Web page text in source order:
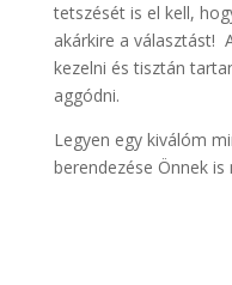
tetszését is el kell,
akárkire a választást!
kezelni és tisztán
aggódni.
Legyen egy kiválóm
berendezése Önnek